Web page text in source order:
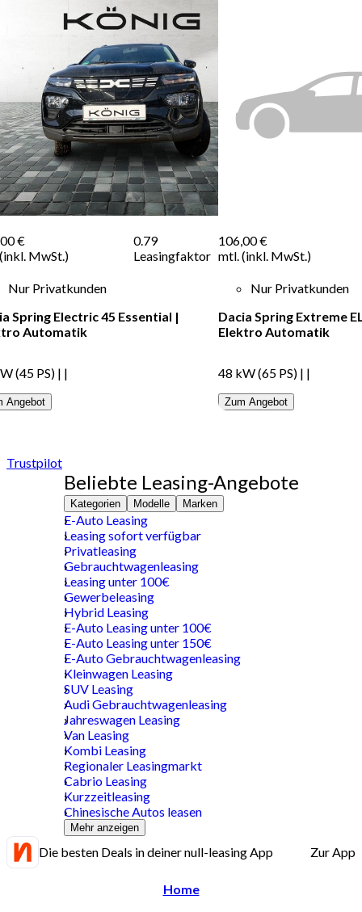
€
MwSt.)
0.79
Leasingfaktor
Nur Privatkunden
Spring Electric 45 Essential |
Automatik
(45 PS) | |
Angebot
106,00 €
mtl. (inkl. MwSt.)
Nur Privatkunden
Dacia Spring Extreme
Elektro Automatik
48 kW (65 PS) | |
Zum Angebot
Trustpilot
Beliebte Leasing-Angebote
Kategorien Modelle Marken
E-Auto Leasing
Leasing sofort verfügbar
Privatleasing
Gebrauchtwagenleasing
Leasing unter 100€
Gewerbeleasing
Hybrid Leasing
E-Auto Leasing unter 100€
E-Auto Leasing unter 150€
E-Auto Gebrauchtwagenleasing
Kleinwagen Leasing
SUV Leasing
Audi Gebrauchtwagenleasing
Jahreswagen Leasing
Van Leasing
Kombi Leasing
Regionaler Leasingmarkt
Cabrio Leasing
Kurzzeitleasing
Chinesische Autos leasen
Mehr anzeigen
Die besten Deals in deiner null-leasing App Zur App
Home